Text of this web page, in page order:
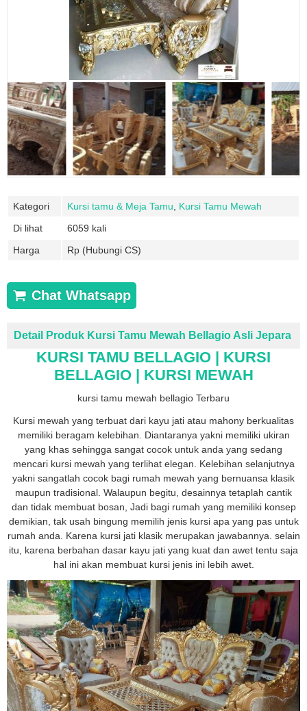
Kategori Kursi tamu & Meja Tamu, Kursi Tamu Mewah
Di lihat
6059 kali
Harga
Rp (Hubungi CS)
Chat Whatsapp
Detail Produk Kursi Tamu Mewah Bellagio Asli Jepara
KURSI TAMU BELLAGIO | KURSI
BELLAGIO | KURSI MEWAH
kursi tamu mewah bellagio Terbaru
Kursi mewah yang terbuat dari kayu jati atau mahony berkualitas
memiliki beragam kelebihan. Diantaranya yakni memiliki ukiran
yang khas sehingga sangat cocok untuk anda yang sedang
mencari kursi mewah yang terlihat elegan. Kelebihan selanjutnya
yakni sangatlah cocok bagi rumah mewah yang bernuansa klasik
maupun tradisional. Walaupun begitu, desainnya tetaplah cantik
dan tidak membuat bosan, Jadi bagi rumah yang memiliki konsep
demikian, tak usah bingung memilih jenis kursi apa yang pas untuk
rumah anda. Karena kursi jati klasik merupakan jawabannya. selain
itu, karena berbahan dasar kayu jati yang kuat dan awet tentu saja
hal ini akan membuat kursi jenis ini lebih awet.